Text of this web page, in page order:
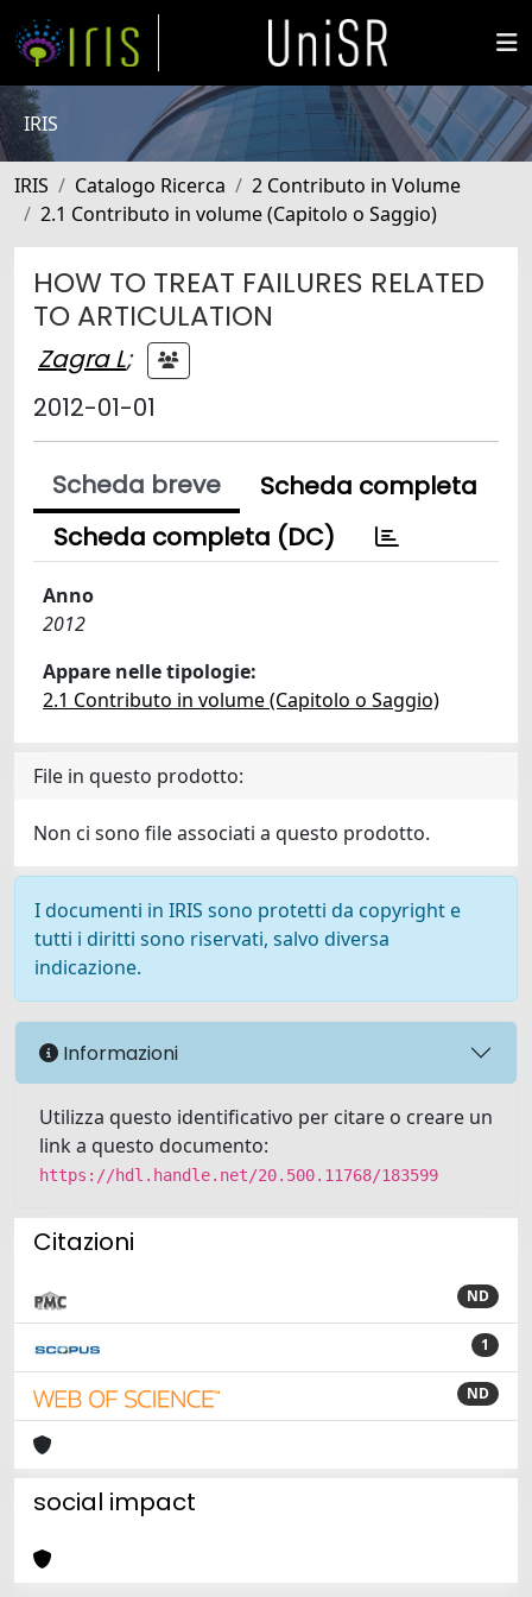
IRIS
IRIS Catalogo Ricerca
2 Contributo in Volume
2.1 Contributo in volume (Capitolo o Saggio)
HOW TO TREAT FAILURES RELATED
TO ARTICULATION
Zagra L;
2012-01-01
Scheda breve
Scheda completa
Scheda completa (DC)
Anno
2012
Appare nelle tipologie:
2.1 Contributo in volume (Capitolo o Saggio)
File in questo prodotto:
Non ci sono file associati a questo prodotto.
I documenti in IRIS sono protetti da copyright e
tutti i diritti sono riservati, salvo diversa
indicazione.
Informazioni
Utilizza questo identificativo per citare o creare un
link a questo documento:
https://hdl.handle.net/20.500.11768/183599
Citazioni
ND
1
ND
social impact